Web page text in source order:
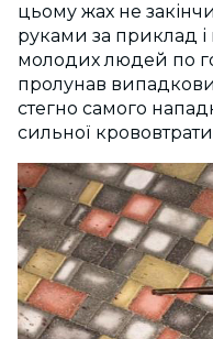
цьому жах не
руками за приклад
молодих людей по
пролунав
стегно самого
сильної